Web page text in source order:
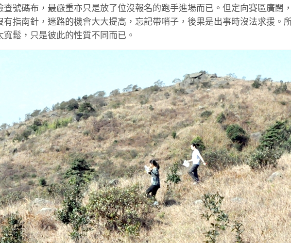
號碼布，最嚴重亦只是放了位沒報名的跑手進場而已。但定向賽區廣闊
指南針，迷路的機會大大提高，忘記帶哨子，後果是出事時沒法求援。
鬆，只是彼此的性質不同而已。